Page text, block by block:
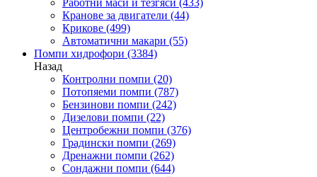
Работни маси и тезгяси (433)
Кранове за двигатели (44)
Крикове (499)
Автоматични макари (55)
Помпи хидрофори (3384)
Назад
Контролни помпи (20)
Потопяеми помпи (787)
Бензинови помпи (242)
Дизелови помпи (22)
Центробежни помпи (376)
Градински помпи (269)
Дренажни помпи (262)
Сондажни помпи (644)